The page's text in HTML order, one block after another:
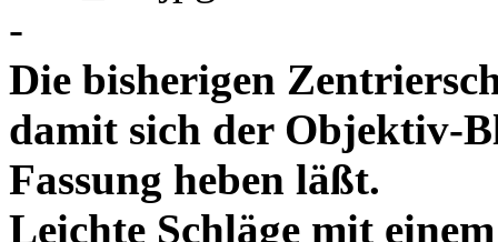
-
Die bisherigen
damit sich der Objektiv-
Fassung heben läßt.
Leichte Schläge mit